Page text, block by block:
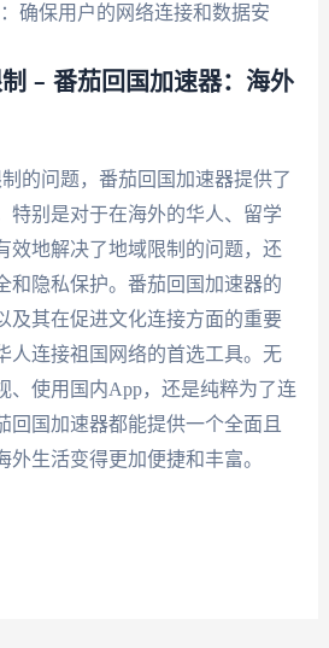
确保用户的网络连接和数据安
– 番茄回国加速器：海外
的问题，番茄回国加速器提供了
特别是对于在海外的华人、留学
效地解决了地域限制的问题，还
和隐私保护。番茄回国加速器的
及其在促进文化连接方面的重要
人连接祖国网络的首选工具。无
、使用国内App，还是纯粹为了连
回国加速器都能提供一个全面且
生活变得更加便捷和丰富。